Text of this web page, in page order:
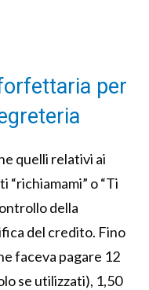
per
quelli relativi ai
o “Ti
della
del credito. Fino
faceva pagare 12
se utilizzati), 1,50